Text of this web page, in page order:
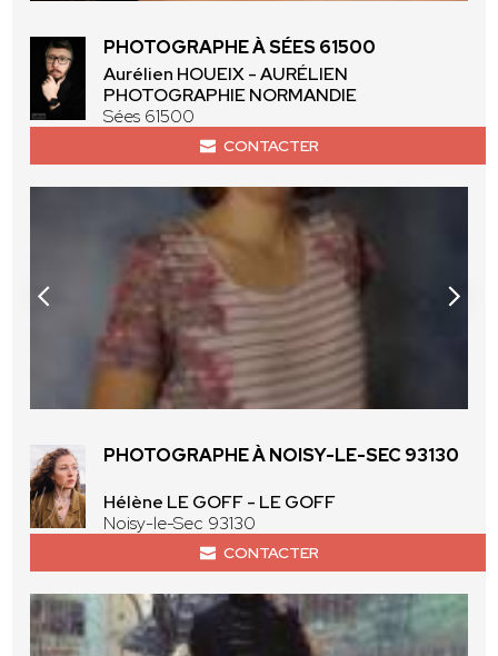
PHOTOGRAPHE À SÉES 61500
Aurélien HOUEIX - AURÉLIEN
PHOTOGRAPHIE NORMANDIE
Sées 61500
CONTACTER
PHOTOGRAPHE À NOISY-LE-SEC 93130
Hélène LE GOFF - LE GOFF
Noisy-le-Sec 93130
CONTACTER